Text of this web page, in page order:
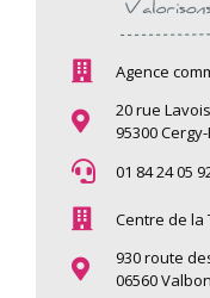
Agence
20 rue
95300
01 84 24 05
Centre de la
930 route
06560